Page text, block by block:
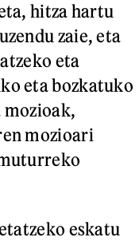
hitza hartu
zaie, eta
eta
eta bozkatuko
mozioak,
mozioari
eskatu